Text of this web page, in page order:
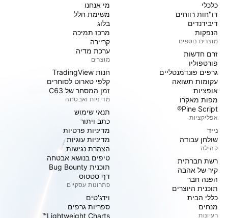
כלכלי
דו"חות רווחים
דיבידנדים
הנפקות
מוצרים נוספים
זרם חדשות
פורטפוליו
גרפים פונדמנטליים
עקומות תשואה
אופציות
מפות מאקרו
Pine Script®
אפליקציות
נייד
שולחן עבודה
קהילה
רשת חברתית
קיר של אהבה
הפנה חבר
תוכנית היוצרים
כללי הבית
מנחים
רעיונות
מי אנחנו
משימת חלל
בלוג
מרכז תמיכה
קריירה
ערכת מדיה
מוצרים
חנות TradingView
קלפי טארוט לסוחרים
זמן המסחר של C63
מדיניות ואבטחה
תנאי שימוש
כתב ויתור
מדיניות פרטיות
מדיניות עוגיות
הצהרת נגישות
טיפים בנושא אבטחה
תוכנית Bug Bounty
דף סטטוס
פתרונות עסקיים
וידג'טים
ספריות גרפים
Lightweight Charts™